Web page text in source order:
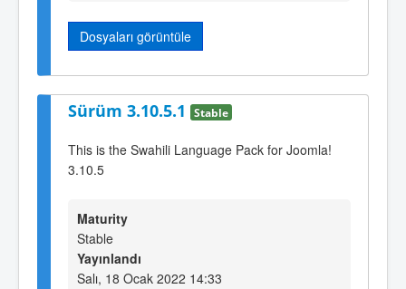
Dosyaları görüntüle
Sürüm 3.10.5.1 Stable
This is the Swahili Language Pack for Joomla!
3.10.5
Maturity
Stable
Yayınlandı
Salı, 18 Ocak 2022 14:33